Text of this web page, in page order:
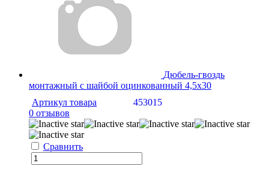
Дюбель-гвоздь
монтажный с шайбой оцинкованный 4,5х30
Артикул товара
453015
0 отзывов
Сравнить